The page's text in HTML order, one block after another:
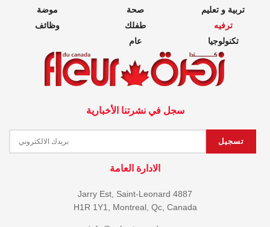
تربية و تعليم
ترفيه
تكنولوجيا
صحة
طفلك
عام
موضة
وظائف
سجل في نشرتنا الأخبارية
الادارة العامة
4887 Jarry Est, Saint-Leonard
H1R 1Y1, Montreal, Qc, Canada